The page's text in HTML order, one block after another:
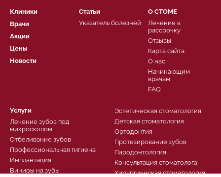
Клиники
Врачи
Акции
Цены
Новости
Услуги
Лечение зубов под
микроскопом
Отбеливание зубов
Профессиональная гигиена
Имплантация
Виниры на зубы
Эстетическая стоматология
Детская стоматология
Ортодонтия
Протезирование зубов
Пародонтология
Консультация стоматолога
Хирургическая стоматология
О СТОМЕ
Лечение в
рассрочку
Отзывы
Карта сайта
О нас
Начинающим
врачам
FAQ
Статьи
Указатель болезней